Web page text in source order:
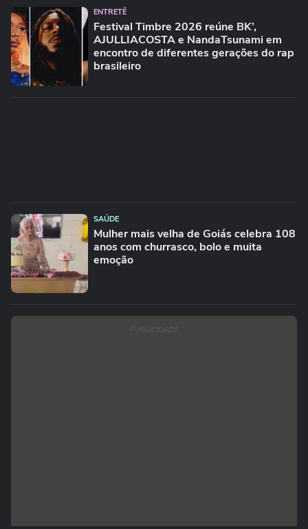
ENTRETÊ
Festival Timbre 2026 reúne BK’,
AJULLIACOSTA e NandaTsunami em
encontro de diferentes gerações do rap
brasileiro
SAÚDE
Mulher mais velha de Goiás celebra 108
anos com churrasco, bolo e muita
emoção
PUBLICIDADE